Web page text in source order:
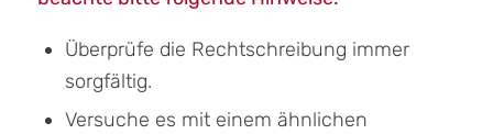
Überprüfe die Rechtschreibung immer
sorgfältig.
Versuche es mit einem ähnlichen